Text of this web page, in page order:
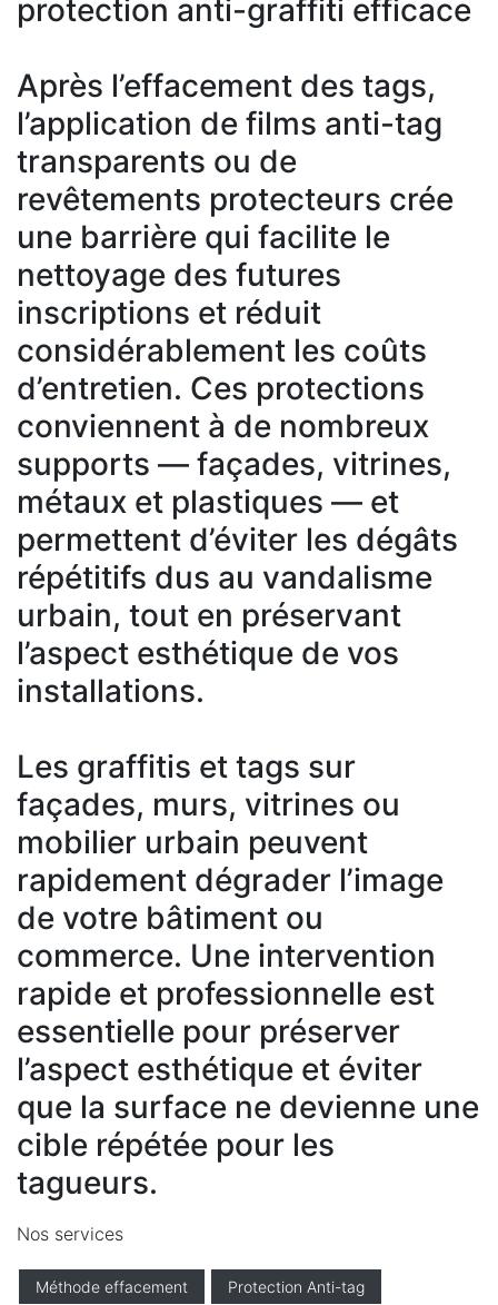
protection anti-graffiti efficace
Après l’effacement des tags,
l’application de films anti-tag
transparents ou de
revêtements protecteurs crée
une barrière qui facilite le
nettoyage des futures
inscriptions et réduit
considérablement les coûts
d’entretien. Ces protections
conviennent à de nombreux
supports — façades, vitrines,
métaux et plastiques — et
permettent d’éviter les dégâts
répétitifs dus au vandalisme
urbain, tout en préservant
l’aspect esthétique de vos
installations.
Les graffitis et tags sur
façades, murs, vitrines ou
mobilier urbain peuvent
rapidement dégrader l’image
de votre bâtiment ou
commerce. Une intervention
rapide et professionnelle est
essentielle pour préserver
l’aspect esthétique et éviter
que la surface ne devienne une
cible répétée pour les
tagueurs.
Nos services
Méthode effacement Protection Anti-tag